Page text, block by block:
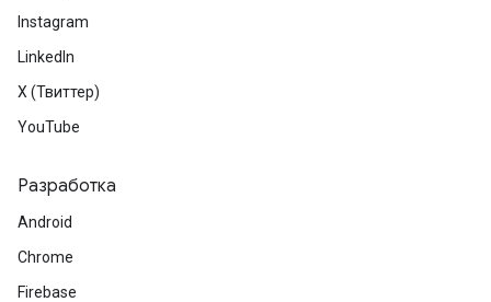
Instagram
LinkedIn
X (Твиттер)
YouTube
Разработка
Android
Chrome
Firebase